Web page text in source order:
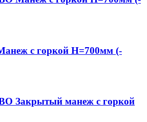
с горкой Н=700мм (-
Закрытый манеж с горкой